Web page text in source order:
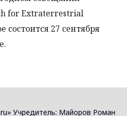
for Extraterrestrial
состоится 27 сентября
Учредитель: Майоров Роман